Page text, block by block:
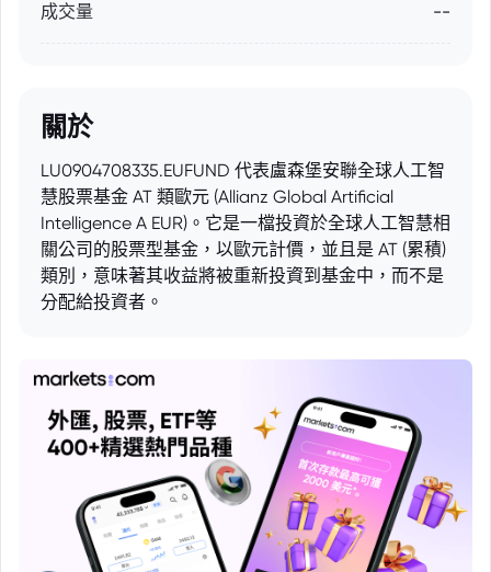
成交量 --
關於
LU0904708335.EUFUND 代表盧森堡安聯全球人工智
慧股票基金 AT 類歐元 (Allianz Global Artificial
Intelligence A EUR)。它是一檔投資於全球人工智慧相
關公司的股票型基金，以歐元計價，並且是 AT (累積)
類別，意味著其收益將被重新投資到基金中，而不是
分配給投資者。